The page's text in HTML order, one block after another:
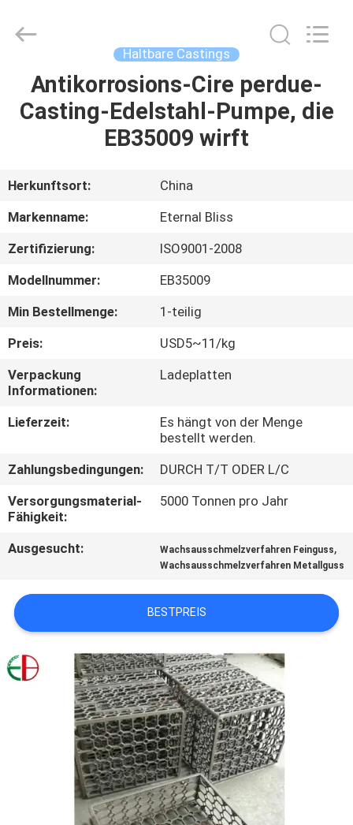
HAUS
PRODUKTE
VIDEOS
UNS
FABRIK-
AUSFLUG
QUALITÄTSKONTROLLE
SIE
MIT
UNS
IN
NACHRICHTEN
FORDERN
SITEMAP
Forging
Co.,LTD..
Haltbare Castings
Antikorrosions-Cire perdue-
Casting-Edelstahl-Pumpe, die
EB35009 wirft
Herkunftsort:
China
Markenname:
Eternal Bliss
Zertifizierung:
ISO9001-2008
Modellnummer:
EB35009
Min Bestellmenge:
1-teilig
Preis:
USD5~11/kg
Verpackung
Informationen:
Ladeplatten
Lieferzeit:
Es hängt von der Menge
bestellt werden.
Zahlungsbedingungen:
DURCH T/T ODER L/C
Versorgungsmaterial-
Fähigkeit:
5000 Tonnen pro Jahr
Ausgesucht: Wachsausschmelzverfahren Feinguss,
Wachsausschmelzverfahren Metallguss
BESTPREIS